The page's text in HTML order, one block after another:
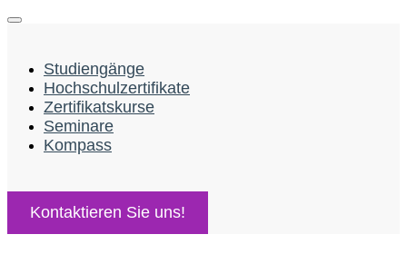
Studiengänge
Hochschulzertifikate
Zertifikatskurse
Seminare
Kompass
Kontaktieren Sie uns!